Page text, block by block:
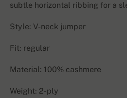
subtle horizontal ribbing for a
Style: V-neck jumper
Fit: regular
Material: 100% cashmere
Weight: 2-ply